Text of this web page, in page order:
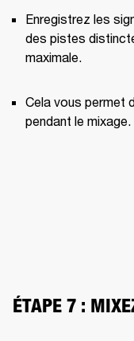
Enregistrez les
des pistes
maximale.
Cela vous permet
pendant le mixage.
ÉTAPE 7 :